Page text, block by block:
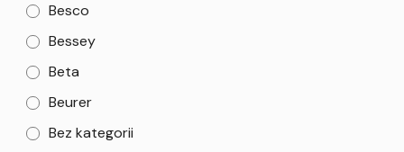
Besco
Bessey
Beta
Beurer
Bez kategorii